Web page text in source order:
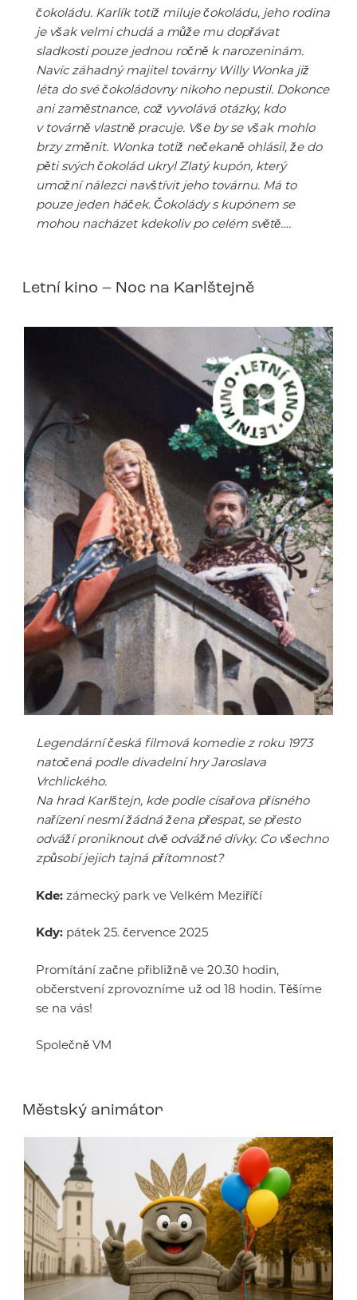
čokoládu. Karlík totiž miluje čokoládu, jeho rodina
je však velmi chudá a může mu dopřávat
sladkosti pouze jednou ročně k narozeninám.
Navíc záhadný majitel továrny Willy Wonka již
léta do své čokoládovny nikoho nepustil. Dokonce
ani zaměstnance, což vyvolává otázky, kdo
v továrně vlastně pracuje. Vše by se však mohlo
brzy změnit. Wonka totiž nečekaně ohlásil, že do
pěti svých čokolád ukryl Zlatý kupón, který
umožní nálezci navštívit jeho továrnu. Má to
pouze jeden háček. Čokolády s kupónem se
mohou nacházet kdekoliv po celém světě….
Letní kino – Noc na Karlštejně
Legendární česká filmová komedie z roku 1973
natočená podle divadelní hry Jaroslava
Vrchlického.
Na hrad Karlštejn, kde podle císařova přísného
nařízení nesmí žádná žena přespat, se přesto
odváží proniknout dvě odvážné dívky. Co všechno
způsobí jejich tajná přítomnost?
Kde: zámecký park ve Velkém Meziříčí
Kdy: pátek 25. července 2025
Promítání začne přibližně ve 20.30 hodin,
občerstvení zprovozníme už od 18 hodin. Těšíme
se na vás!
Společně VM
Městský animátor